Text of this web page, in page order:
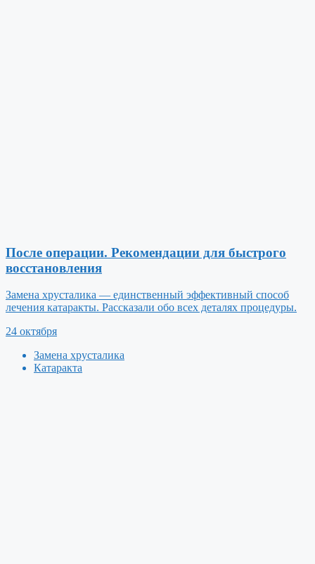
После операции. Рекомендации для быстрого
восстановления
Замена хрусталика — единственный эффективный способ
лечения катаракты. Рассказали обо всех деталях процедуры.
24 октября
Замена хрусталика
Катаракта